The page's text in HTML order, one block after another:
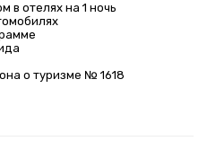
в отелях на 1 ночь
о туризме № 1618